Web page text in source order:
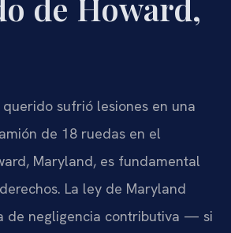
sufrió lesiones en una
de 18 ruedas en el
Maryland, es fundamental
La ley de Maryland
de negligencia contributiva — si